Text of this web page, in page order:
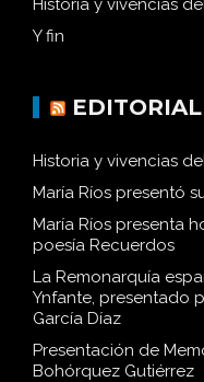
Y fin
Historia y vivencias
María Ríos presentó
María Ríos presenta
poesía Recuerdos
La Remonarquía
Ynfante, presentado
García Díaz
Presentación de
Bohórquez Gutiérrez